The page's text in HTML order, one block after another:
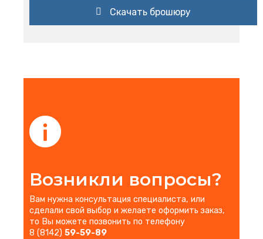
Скачать брошюру
Возникли вопросы?
Вам нужна консультация специалиста, или
сделали свой выбор и желаете оформить заказ,
то Вы можете позвонить по телефону
8 (8142) 59-59-89